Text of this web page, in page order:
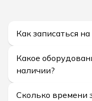
Как записаться
Какое
наличии?
Сколько времени